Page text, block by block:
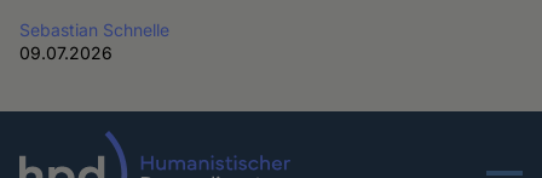
Sebastian Schnelle
09.07.2026